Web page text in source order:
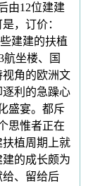
由12位建建
，订价：
建建的扶植
坐楼、国
角的欧洲文
利的急躁心
盛宴。都斥
思惟者正在
植周期上就
的成长颇为
、留给后